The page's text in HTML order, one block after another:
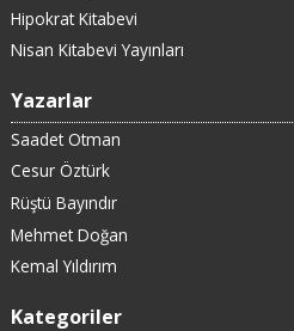
Hipokrat Kitabevi
Nisan Kitabevi Yayınları
Yazarlar
Saadet Otman
Cesur Öztürk
Rüştü Bayındır
Mehmet Doğan
Kemal Yıldırım
Kategoriler